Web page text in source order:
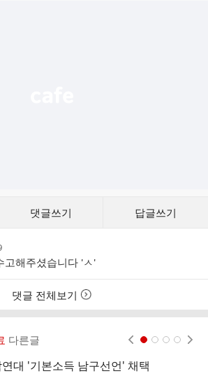
댓글쓰기 답글쓰기
고해주셨습니다 'ㅅ'
댓글 전체보기
다른글
대 '기본소득 남구선언' 채택